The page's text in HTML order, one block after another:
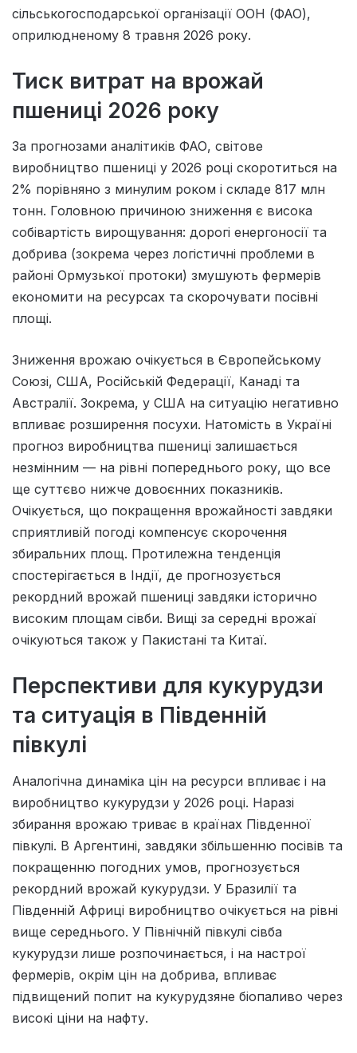
сільськогосподарської організації ООН (ФАО),
оприлюдненому 8 травня 2026 року.
Тиск витрат на врожай
пшениці 2026 року
За прогнозами аналітиків ФАО, світове
виробництво пшениці у 2026 році скоротиться на
2% порівняно з минулим роком і складе 817 млн
тонн. Головною причиною зниження є висока
собівартість вирощування: дорогі енергоносії та
добрива (зокрема через логістичні проблеми в
районі Ормузької протоки) змушують фермерів
економити на ресурсах та скорочувати посівні
площі.
Зниження врожаю очікується в Європейському
Союзі, США, Російській Федерації, Канаді та
Австралії. Зокрема, у США на ситуацію негативно
впливає розширення посухи. Натомість в Україні
прогноз виробництва пшениці залишається
незмінним — на рівні попереднього року, що все
ще суттєво нижче довоєнних показників.
Очікується, що покращення врожайності завдяки
сприятливій погоді компенсує скорочення
збиральних площ. Протилежна тенденція
спостерігається в Індії, де прогнозується
рекордний врожай пшениці завдяки історично
високим площам сівби. Вищі за середні врожаї
очікуються також у Пакистані та Китаї.
Перспективи для кукурудзи
та ситуація в Південній
півкулі
Аналогічна динаміка цін на ресурси впливає і на
виробництво кукурудзи у 2026 році. Наразі
збирання врожаю триває в країнах Південної
півкулі. В Аргентині, завдяки збільшенню посівів та
покращенню погодних умов, прогнозується
рекордний врожай кукурудзи. У Бразилії та
Південній Африці виробництво очікується на рівні
вище середнього. У Північній півкулі сівба
кукурудзи лише розпочинається, і на настрої
фермерів, окрім цін на добрива, впливає
підвищений попит на кукурудзяне біопаливо через
високі ціни на нафту.